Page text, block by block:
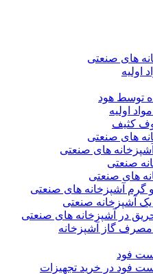
های صنعتی
اولیه
توسط هود
اولیه
کثیف
های صنعتی
های صنعتی
صنعتی
های صنعتی
گرم آشپزخانه های صنعتی
آشپزخانه صنعتی
حریق در آشپزخانه های صنعتی
گاز آشپزخانه
فود
فود در خرید تجهیزات